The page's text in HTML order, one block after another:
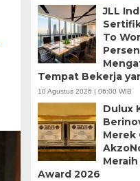
JLL
To
Tempat Bekerja
10 Agustus 2026 | 06:00 WIB
Dulux
Merek
Award 2026